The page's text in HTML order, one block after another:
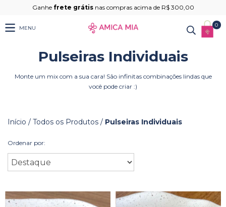
Ganhe frete grátisnas compras acima de R$ 300,00
MENU 0
Pulseiras Individuais
Monte um mix com a sua cara! São infinitas combinações lindas que
você pode criar :)
Início / Todos os Produtos / Pulseiras Individuais
Ordenar por: